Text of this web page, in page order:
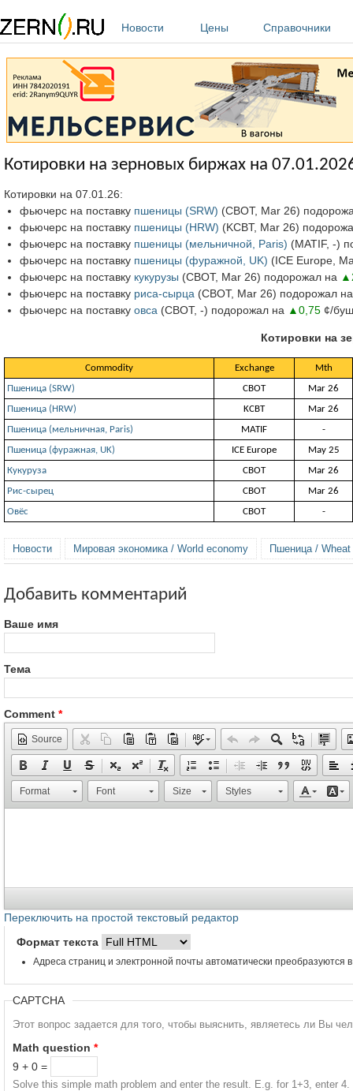
Новости
Цены Справочники
Котировки на зерновых биржах на
Котировки на 07.01.26:
фьючерс на поставку пшеницы (SRW) (СВОТ, Mar 26)
фьючерс на поставку пшеницы (HRW) (KCBT, Mar 26)
фьючерс на поставку пшеницы (мельничной, Paris) (MATIF, -)
фьючерс на поставку пшеницы (фуражной, UK) (ICE Europe,
фьючерс на поставку кукурузы (СВОТ, Mar 26) подорожал на
фьючерс на поставку риса-сырца (СВОТ, Mar 26) подорожал
фьючерс на поставку овса (СВОТ, -) подорожал на ▲0,75¢/
Котировки на
Commodity Exchange
Mth
Пшеница (SRW)
СВОТ
Mar 26
Пшеница (HRW)
KCBT
Mar 26
Пшеница (мельничная, Paris)
MATIF
-
Пшеница (фуражная, UK)
ICE Europe
May 25
Кукуруза
СВОТ
Mar 26
Рис-сырец
СВОТ
Mar 26
Овёс
СВОТ -
Новости Мировая экономика / World economy Пшеница / Wheat
Добавить комментарий
Ваше имя
Тема
Comment *
Source
Format Font Size Styles
Переключить на простой текстовый редактор
Формат текста
Адреса страниц и электронной почты автоматически преобразуются
CAPTCHA
Этот вопрос задается для того, чтобы выяснить, являетесь ли Вы
Math question *
9 + 0 =
Solve this simple math problem and enter the result. E.g. for 1+3, enter 4.